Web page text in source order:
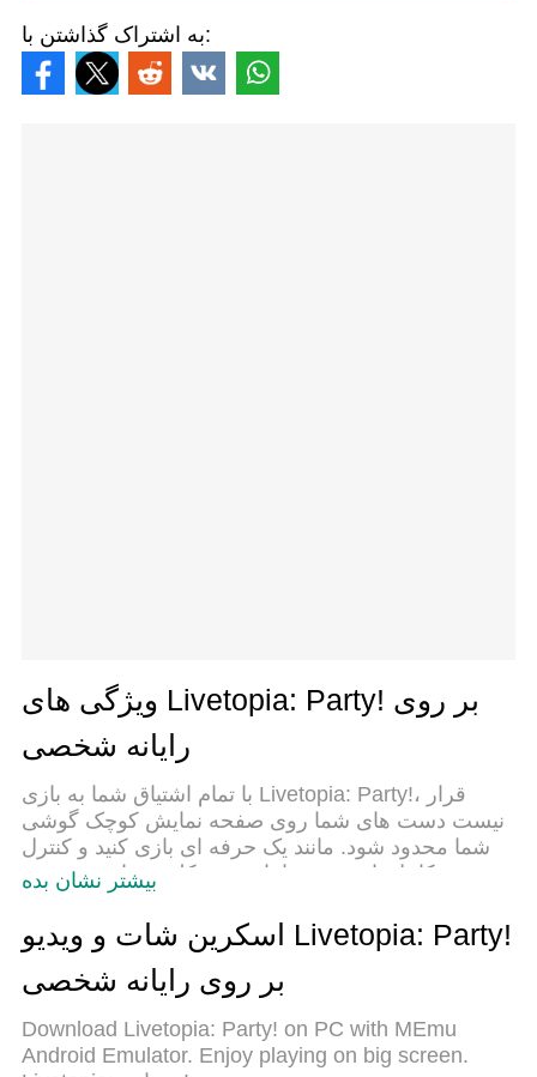
به اشتراک گذاشتن با:
ویژگی های Livetopia: Party! بر روی
رایانه شخصی
با تمام اشتیاق شما به بازی Livetopia: Party!، قرار
نیست دست های شما روی صفحه نمایش کوچک گوشی
شما محدود شود. مانند یک حرفه ای بازی کنید و کنترل
کامل بازی خود را با صفحه کلید و ماوس بدست
بازی کنید. تا زمانی که می خواهید بازی کنید، دیگر
محدودیتی در باتری، داده تلفن همراه و تماس های
مزاحم وجود ندارد.MEmu 9 کاملاً جدید و بهترین انتخاب
برای بازی Livetopia: Party! روی رایانه شخصی است.
با تخصص ما، سیستم keymapping از پیش تعیین شده
بیشتر نشان بده
اسکرین شات و ویدیو Livetopia: Party!
بر روی رایانه شخصی
Download Livetopia: Party! on PC with MEmu
Android Emulator. Enjoy playing on big screen.